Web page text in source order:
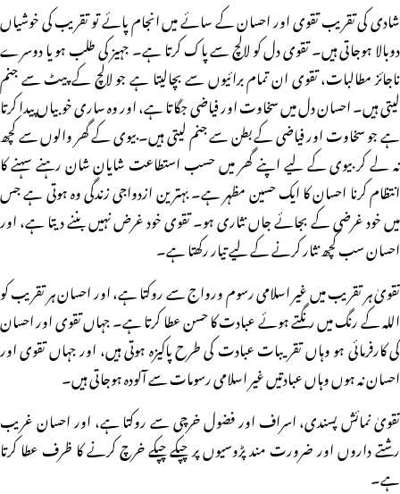
شادی کی تقریب تقوی اور احسان کے سائے میں انجام پائے تو تقریب کی خوشیاں
دوبالا ہوجاتی ہیں۔ تقوی دل کو لالچ سے پاک کرتا ہے۔ جہیز کی طلب ہو یا دوسرے
ناجائز مطالبات، تقوی ان تمام برائیوں سے بچالیتا ہے جو لالچ کے پیٹ سے جنم
لیتی ہیں۔ احسان دل میں سخاوت اور فیاضی جگاتا ہے، اور وہ ساری خوبیاں پیدا کرتا
ہے جو سخاوت اور فیاضی کے بطن سے جنم لیتی ہیں۔ بیوی کے گھر والوں سے کچھ
نہ لے کر بیوی کے لیے اپنے گھر میں حسب استطاعت شایان شان رہنے سہنے کا
انتظام کرنا احسان کا ایک حسین مظہر ہے۔ بہترین ازدواجی زندگی وہ ہوتی ہے جس
میں خود غرضی کے بجائے جاں نثاری ہو۔ تقوی خود غرض نہیں بننے دیتا ہے، اور
احسان سب کچھ نثار کرنے کے لیے تیار رکھتا ہے۔
تقویٰ ہر تقریب میں غیر اسلامی رسوم ورواج سے روکتا ہے، اور احسان ہر تقریب کو
اللہ کے رنگ میں رنگتے ہوئے عبادت کا حسن عطا کرتا ہے۔ جہاں تقوی اور احسان
کی کارفرمائی ہو وہاں تقریبات عبادت کی طرح پاکیزہ ہوتی ہیں، اور جہاں تقوی اور
احسان نہ ہوں وہاں عبادتیں غیر اسلامی رسومات سے آلودہ ہوجاتی ہیں۔
تقویٰ نمائش پسندی، اسراف اور فضول خرچی سے روکتا ہے، اور احسان غریب
رشتے داروں اور ضرورت مند پڑوسیوں پر چپکے چپکے خرچ کرنے کا ظرف عطا کرتا
ہے۔